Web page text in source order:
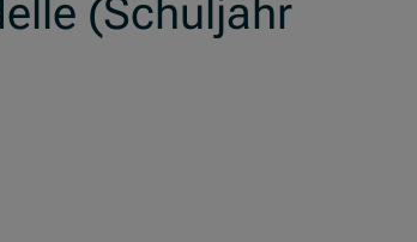
(Schuljahr